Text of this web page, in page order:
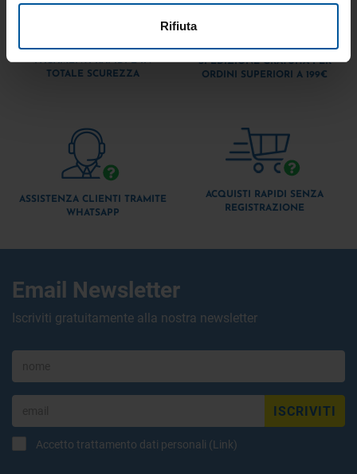
Rifiuta
PAGAMENTI RAPIDI E IN
TOTALE SCUREZZA
SPEDIZIONE GRATUITA PER
ORDINI SUPERIORI A 199€
ASSISTENZA CLIENTI TRAMITE
WHATSAPP
ACQUISTI RAPIDI SENZA
REGISTRAZIONE
Email Newsletter
Iscriviti gratuitamente alla nostra newsletter
ISCRIVITI
Accetto trattamento dati personali (Link)